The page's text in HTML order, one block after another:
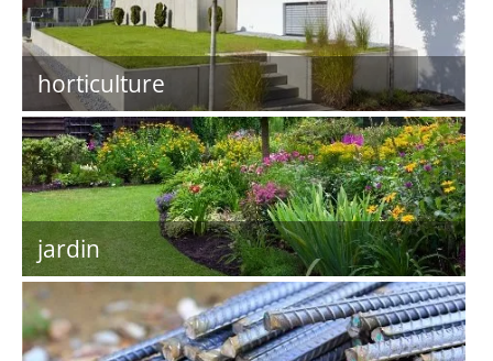
horticulture
jardin